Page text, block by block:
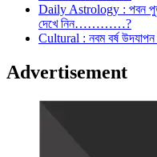
Daily Astrology : পবন
দেখে নিন…………?
Cultural : নবম বর্ষ উদযাপন
Advertisement